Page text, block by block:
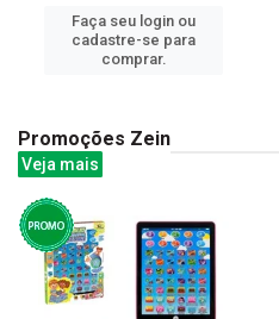
Faça seu login ou
cadastre-se para
comprar.
Promoções Zein
Veja mais